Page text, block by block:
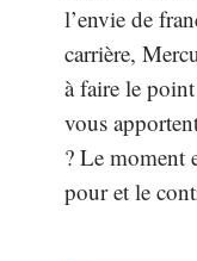
l’envie de
carrière,
à faire le
vous
? Le moment
pour et le